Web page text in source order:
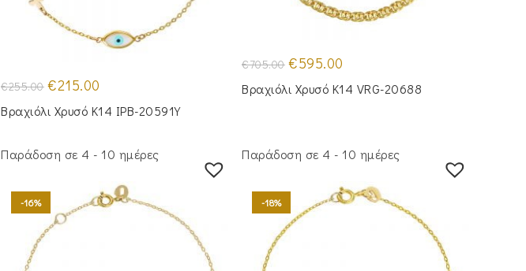
€255.00 Original
price
was:
€255.00.
€215.00
τιμή
είναι:
Βραχιόλι Χρυσό Κ14 IPB-20591Y
€705.00 Original
price
was:
€705.00.
€595.00
τιμή
είναι:
Βραχιόλι Χρυσό Κ14 VRG-20688
Παράδοση σε 4 - 10 ημέρες
-16%
Παράδοση σε 4 - 10 ημέρες
-18%